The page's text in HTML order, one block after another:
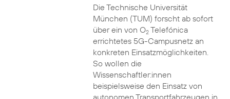
Die Technische Universität
München (TUM) forscht ab sofort
über ein von O2Telefónica
errichtetes 5G-Campusnetz an
konkreten Einsatzmöglichkeiten.
So wollen die
Wissenschaftler:innen
beispielsweise den Einsatz von
autonomen Transportfahrzeugen in